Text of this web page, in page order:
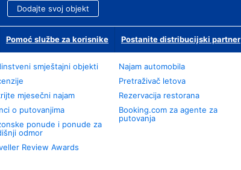
Dodajte svoj objekt
Pomoć službe za korisnike Postanite distribucijski partner
smještajni objekti
mjesečni najam
o putovanjima
ponude i ponude za
odmor
Review Awards
Najam automobila
Pretraživač letova
Rezervacija restorana
Booking.com za agente za
putovanja